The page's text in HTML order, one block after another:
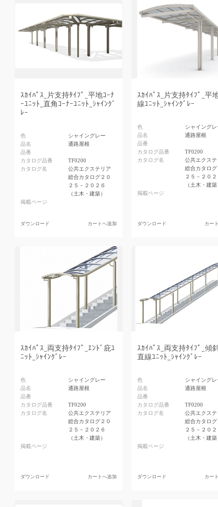
ｽｶｲﾊﾟｽ_片支持ﾀｲﾌﾟ_平地ｺｰﾅ
ｰﾕﾆｯﾄ_直角ｺｰﾅｰﾕﾆｯﾄ_ｼｬｲﾝｸﾞ
ﾚｰ
色
シャイングレー
品名
通路屋根
品番
カタログ品番
TF0200
カタログ名
公共エクステリア
総合カタログ２０
２５－２０２６
（土木・建築）
掲載ページ
ダウンロード カートへ追加
ｽｶｲﾊﾟｽ_片支持ﾀｲﾌﾟ_平
線ﾕﾆｯﾄ_ｼｬｲﾝｸﾞﾚｰ
色
シャイング
品名
通路屋根
品番
カタログ品番
TF0200
カタログ名
公共エクス
総合カタロ
２５－２０
（土木・建
掲載ページ
ダウンロード カー
ｽｶｲﾊﾟｽ_両支持ﾀｲﾌﾟ_ｴﾝﾄﾞ庇ﾕ
ﾆｯﾄ_ｼｬｲﾝｸﾞﾚｰ
色
シャイングレー
品名
通路屋根
品番
カタログ品番
TF0200
カタログ名
公共エクステリア
総合カタログ２０
２５－２０２６
（土木・建築）
掲載ページ
ダウンロード カートへ追加
ｽｶｲﾊﾟｽ_両支持ﾀｲﾌﾟ_傾
直線ﾕﾆｯﾄ_ｼｬｲﾝｸﾞﾚｰ
色
シャイング
品名
通路屋根
品番
カタログ品番
TF0200
カタログ名
公共エクス
総合カタロ
２５－２０
（土木・建
掲載ページ
ダウンロード カー